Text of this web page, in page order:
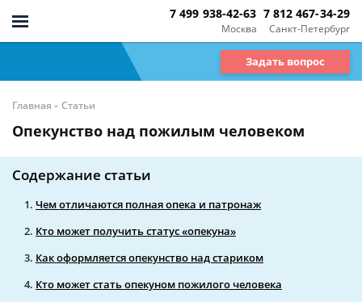
Москва
7 499 938-42-63
Санкт-Петербург
7 812 467-34-29
Задать вопрос
Главная - Статьи
Опекунство над пожилым человеком
Содержание статьи
Чем отличаются полная опека и патронаж
Кто может получить статус «опекуна»
Как оформляется опекунство над стариком
Кто может стать опекуном пожилого человека